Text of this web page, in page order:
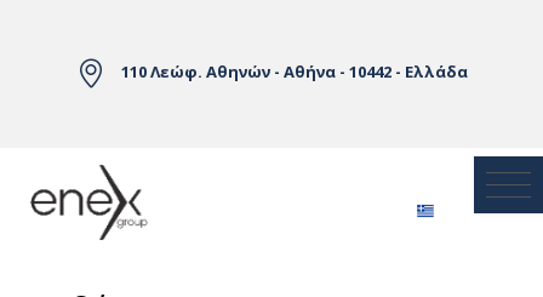
110 Λεώφ. Αθηνών - Αθήνα - 10442 - Ελλάδα